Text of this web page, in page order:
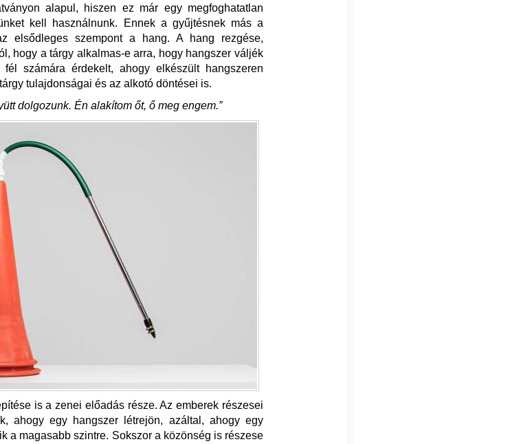
alapul, hiszen ez már egy megfoghatatlan
kell használnunk. Ennek a gyűjtésnek más a
elsődleges szempont a hang. A hang rezgése,
hogy a tárgy alkalmas-e arra, hogy hangszer váljék
számára érdekelt, ahogy elkészült hangszeren
tulajdonságai és az alkotó döntései is.
dolgozunk. Én alakítom őt, ő meg engem.”
is a zenei előadás része. Az emberek részesei
ahogy egy hangszer létrejön, azáltal, ahogy egy
a magasabb szintre. Sokszor a közönség is részese